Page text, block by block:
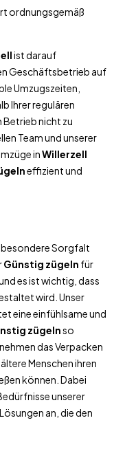
ordnungsgemäß
ist darauf
Geschäftsbetrieb auf
Umzugszeiten,
Ihrer regulären
nicht zu
Team und unserer
inWillerzell
effizient und
Sorgfalt
Günstig zügeln für
es ist wichtig, dass
wird. Unser
eine einfühlsame und
zügelnso
das Verpacken
Menschen ihren
können. Dabei
unserer
an, die den